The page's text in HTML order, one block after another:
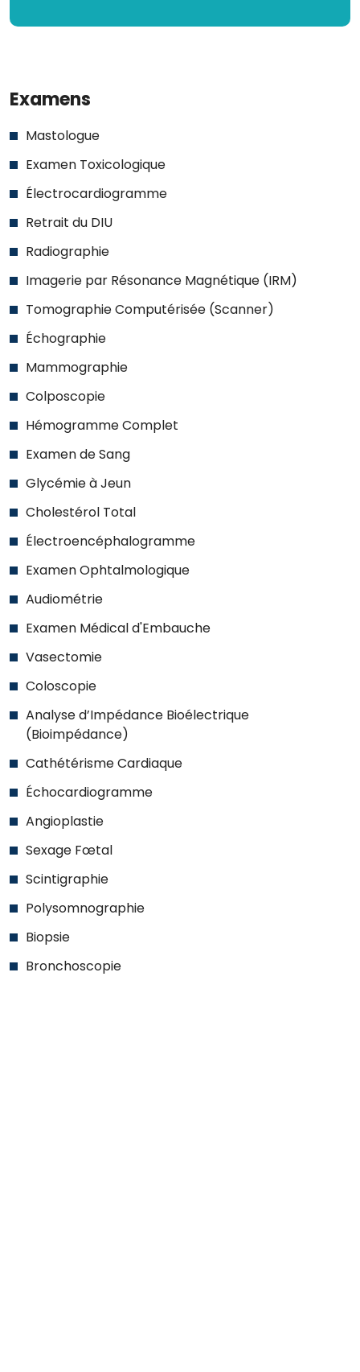
Examens
Mastologue
Examen Toxicologique
Électrocardiogramme
Retrait du DIU
Radiographie
Imagerie par Résonance Magnétique (IRM)
Tomographie Computérisée (Scanner)
Échographie
Mammographie
Colposcopie
Hémogramme Complet
Examen de Sang
Glycémie à Jeun
Cholestérol Total
Électroencéphalogramme
Examen Ophtalmologique
Audiométrie
Examen Médical d'Embauche
Vasectomie
Coloscopie
Analyse d’Impédance Bioélectrique
(Bioimpédance)
Cathétérisme Cardiaque
Échocardiogramme
Angioplastie
Sexage Fœtal
Scintigraphie
Polysomnographie
Biopsie
Bronchoscopie